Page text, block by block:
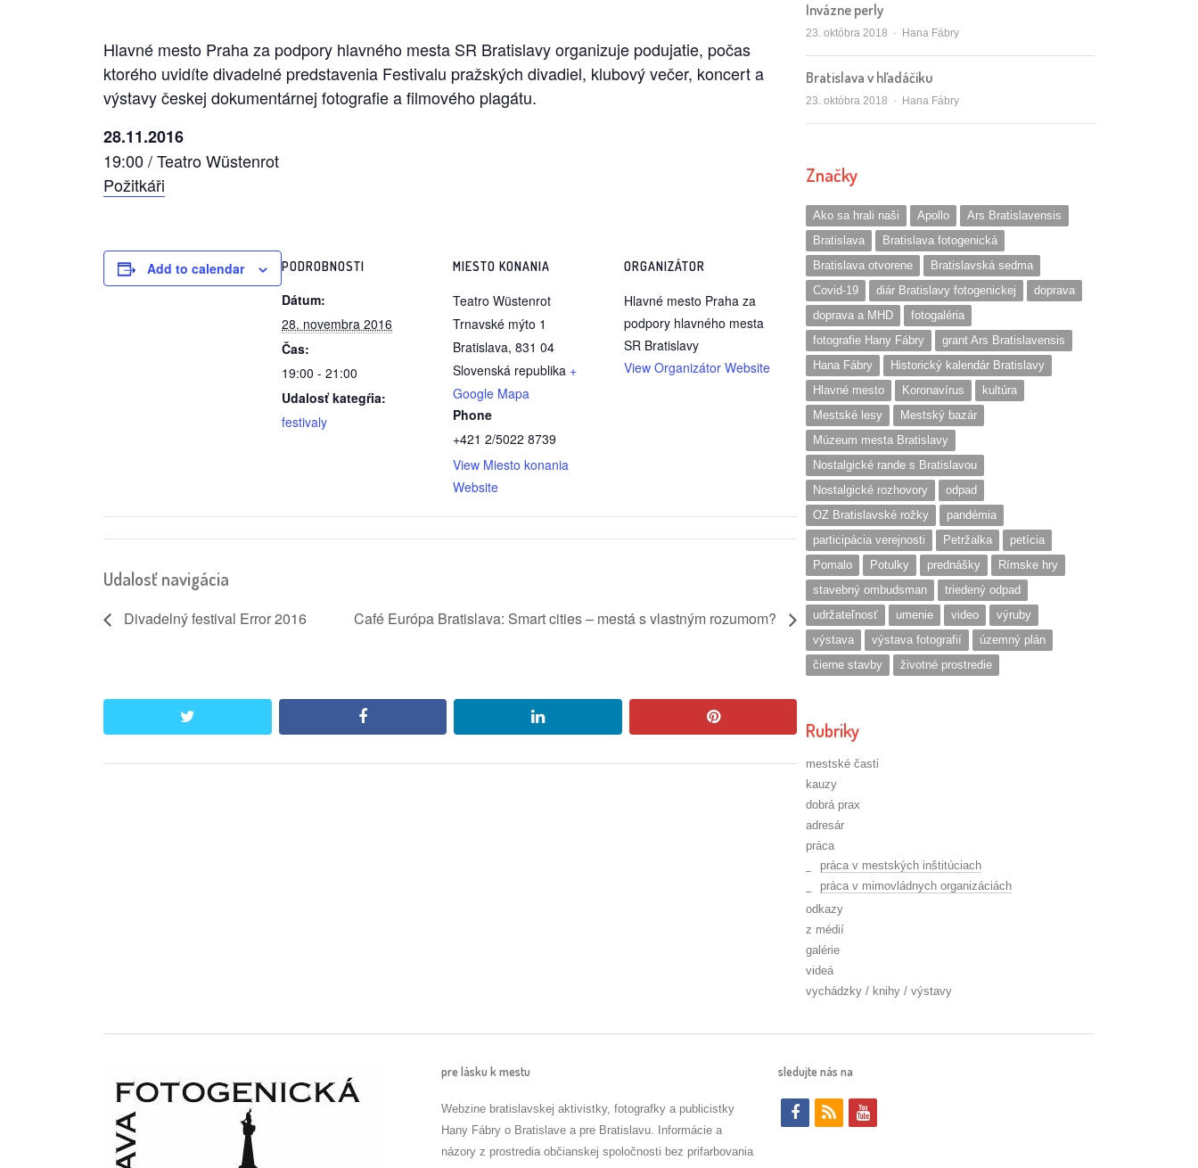
Hlavné mesto Praha za podpory hlavného mesta SR Bratislavy organizuje podujatie, počas
ktorého uvidíte divadelné predstavenia Festivalu pražských divadiel, klubový večer, koncert a
výstavy českej dokumentárnej fotografie a filmového plagátu.
28.11.2016
19:00 / Teatro Wüstenrot
Požitkáři
Add to calendar PODROBNOSTI
Dátum:
28. novembra 2016
Čas:
19:00 - 21:00
Udalosť kategŕia:
festivaly
MIESTO KONANIA
Teatro Wüstenrot
Trnavské mýto 1
Bratislava, 831 04
Slovenská republika +
Google Mapa
Phone
+421 2/5022 8739
View Miesto konania
Website
ORGANIZÁTOR
Hlavné mesto Praha za
podpory hlavného mesta
SR Bratislavy
View Organizátor Website
Udalosť navigácia
Divadelný festival Error 2016 Café Európa Bratislava: Smart cities – mestá s vlastným rozumom?
twitter facebook linkedin pinterest
Invázne perly
23. októbra 2018 Autor/ka
Hana Fábry
Bratislava v hľadáčiku
23. októbra 2018 Autor/ka
Hana Fábry
Značky
Ako sa hrali naši Apollo
Ars Bratislavensis
Bratislava
Bratislava fotogenická
Bratislava otvorene
Bratislavská sedma
Covid-19
diár Bratislavy fotogenickej
doprava
doprava a MHD
fotogaléria
fotografie Hany Fábry
grant Ars Bratislavensis
Hana Fábry
Historický kalendár Bratislavy
Hlavné mesto
Koronavírus
kultúra
Mestské lesy
Mestský bazár
Múzeum mesta Bratislavy
Nostalgické rande s Bratislavou
Nostalgické rozhovory
odpad
OZ Bratislavské rožky
pandémia
participácia verejnosti
Petržalka
petícia
Pomalo
Potulky prednášky
Rímske hry
stavebný ombudsman
triedený odpad
udržateľnosť
umenie video
výruby
výstava
výstava fotografií
územný plán
čierne stavby
životné prostredie
Rubriky
mestské časti
kauzy
dobrá prax
adresár
práca
práca v mestských inštitúciach
práca v mimovládnych organizáciách
odkazy
z médií
galérie
videá
vychádzky / knihy / výstavy
pre lásku k mestu
Webzine bratislavskej aktivistky, fotografky a publicistky
Hany Fábry o Bratislave a pre Bratislavu. Informácie a
názory z prostredia občianskej spoločnosti bez prifarbovania
sledujte nás na
f
r
y